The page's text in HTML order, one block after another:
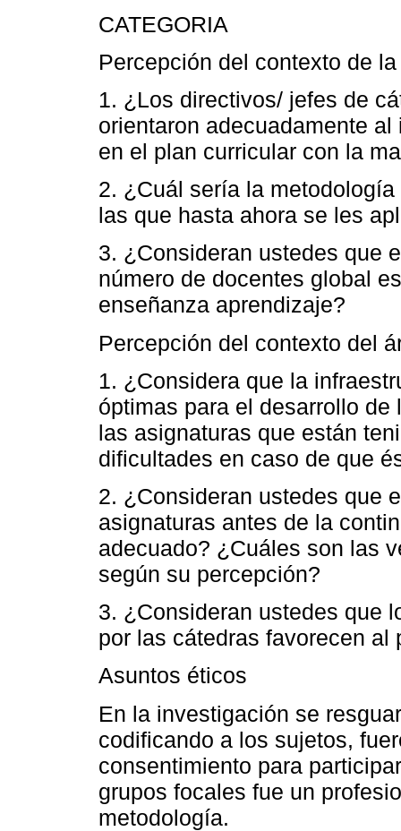
CATEGORIA
Percepción del contexto de
1. ¿Los directivos/ jefes de
orientaron adecuadamente
en el plan curricular con la
2. ¿Cuál sería la
las que hasta ahora se les
3. ¿Consideran ustedes que
número de docentes global
enseñanza aprendizaje?
Percepción del contexto del
1. ¿Considera que la
óptimas para el desarrollo
las asignaturas que están
dificultades en caso de que
2. ¿Consideran ustedes que
asignaturas antes de la
adecuado? ¿Cuáles son las
según su percepción?
3. ¿Consideran ustedes que
por las cátedras favorecen
Asuntos éticos
En la investigación se
codificando a los sujetos,
consentimiento para
grupos focales fue un
metodología.